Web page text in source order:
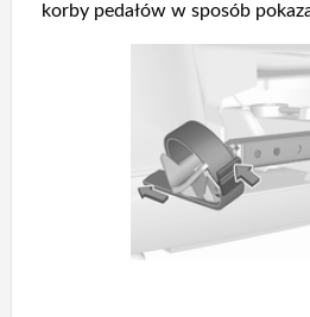
korby pedałów w sposób